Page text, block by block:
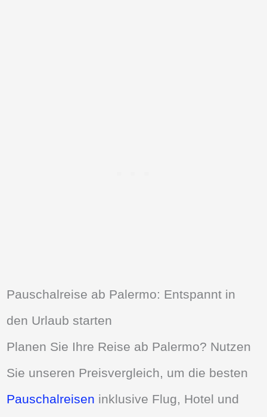
Pauschalreise ab Palermo: Entspannt in
den Urlaub starten
Planen Sie Ihre Reise ab Palermo? Nutzen
Sie unseren Preisvergleich, um die besten
Pauschalreisen inklusive Flug, Hotel und